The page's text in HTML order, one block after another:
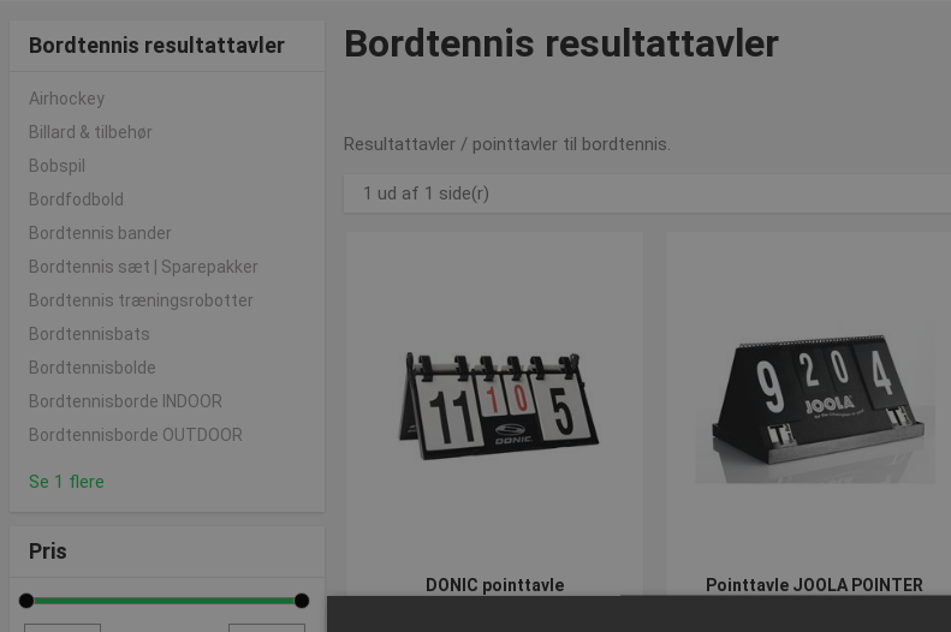
Bordtennis resultattavler
Airhockey
Billard & tilbehør
Bobspil
Bordfodbold
Bordtennis bander
Bordtennis sæt | Sparepakker
Bordtennis træningsrobotter
Bordtennisbats
Bordtennisbolde
Bordtennisborde INDOOR
Bordtennisborde OUTDOOR
Se 1 flere
Pris
Bordtennis resultattavler
Resultattavler / pointtavler til bordtennis.
1 ud af 1 side(r)
DONIC pointtavle
Pointtavle JOOLA POINTER